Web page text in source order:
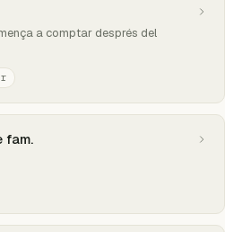
a comptar després del
fam.